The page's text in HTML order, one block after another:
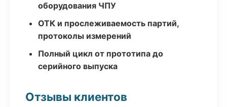
оборудования ЧПУ
ОТК и прослеживаемость партий,
протоколы измерений
Полный цикл от прототипа до
серийного выпуска
Отзывы клиентов